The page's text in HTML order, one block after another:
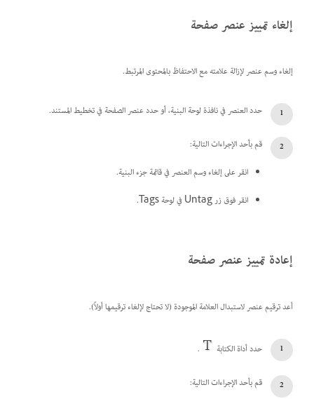
إلغاء تمييز عنصر صفحة
إلغاء وسم عنصر لإزالة علامته مع الاحتفاظ بالمحتوى المرتبط.
حدد العنصر في نافذة لوحة البنية، أو حدد عنصر الصفحة في تخطيط المستند.
قم بأحد الإجراءات التالية:
انقر على إلغاء وسم العنصر في قائمة جزء البنية.
انقر فوق زر Untag في لوحة Tags.
إعادة تمييز عنصر صفحة
أعد ترقيم عنصر لاستبدال العلامة الموجودة (لا تحتاج لإلغاء ترقيمها أولاً).
حدد أداة الكتابة .
قم بأحد الإجراءات التالية: